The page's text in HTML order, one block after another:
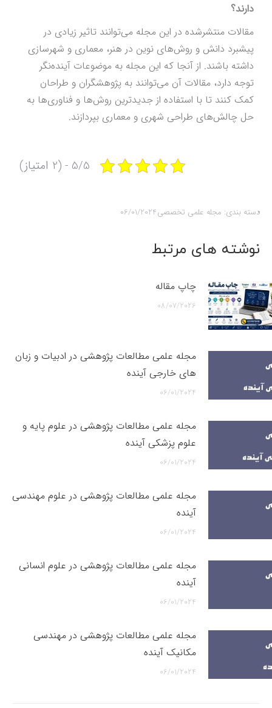
دارند؟
مقالات منتشرشده در این مجله می‌توانند تاثیر زیادی در
پیشبرد دانش و روش‌های نوین در هنر، معماری و شهرسازی
داشته باشند. از آنجا که این مجله به موضوعات آینده‌نگر
توجه دارد، مقالات آن می‌توانند به پژوهشگران و طراحان
کمک کنند تا با استفاده از جدیدترین روش‌ها و فناوری‌ها به
حل چالش‌های طراحی شهری و معماری بپردازند.
5/5 - (2 امتیاز)
دسته بندی: مجله علمی تخصصی06/01/2024
نوشته های مرتبط
چاپ مقاله
08/07/2026
مجله علمی مطالعات پژوهشی در ادبیات و زبان
های خارجی آینده
06/01/2024
مجله علمی مطالعات پژوهشی در علوم پایه و
علوم پزشکی آینده
06/01/2024
مجله علمی مطالعات پژوهشی در علوم مهندسی
آینده
06/01/2024
مجله علمی مطالعات پژوهشی در علوم انسانی
آینده
06/01/2024
مجله علمی مطالعات پژوهشی در مهندسی
مکانیک آینده
06/01/2024